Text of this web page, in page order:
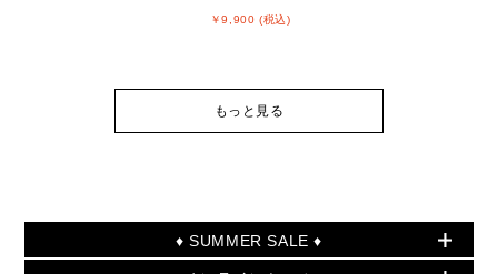
￥9,900 (税込)
もっと見る
♦ SUMMER SALE ♦